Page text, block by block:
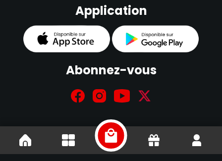
Tacos
Sandwichs
Application
Abonnez-vous